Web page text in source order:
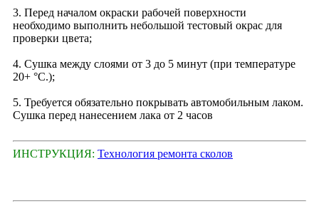
3. Перед началом окраски рабочей поверхности
необходимо выполнить небольшой тестовый окрас для
проверки цвета;
4. Сушка между слоями от 3 до 5 минут (при температуре
20+ °С.);
5. Требуется обязательно покрывать автомобильным лаком.
Сушка перед нанесением лака от 2 часов
ИНСТРУКЦИЯ: Технология ремонта сколов